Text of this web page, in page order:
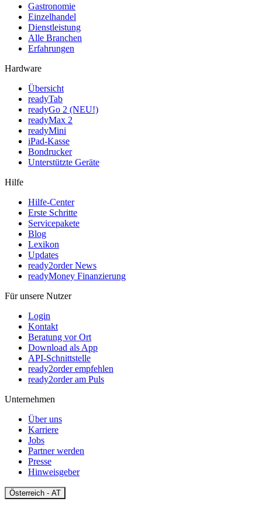
Gastronomie
Einzelhandel
Dienstleistung
Alle Branchen
Erfahrungen
Hardware
Übersicht
readyTab
readyGo 2 (NEU!)
readyMax 2
readyMini
iPad-Kasse
Bondrucker
Unterstützte Geräte
Hilfe
Hilfe-Center
Erste Schritte
Servicepakete
Blog
Lexikon
Updates
ready2order News
readyMoney Finanzierung
Für unsere Nutzer
Login
Kontakt
Beratung vor Ort
Download als App
API-Schnittstelle
ready2order empfehlen
ready2order am Puls
Unternehmen
Über uns
Karriere
Jobs
Partner werden
Presse
Hinweisgeber
Österreich - ATOpen